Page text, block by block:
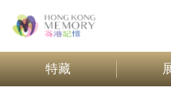
特藏